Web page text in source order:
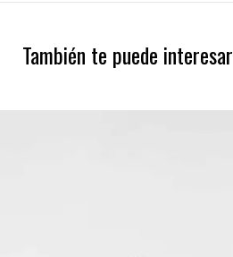
También te puede interesar